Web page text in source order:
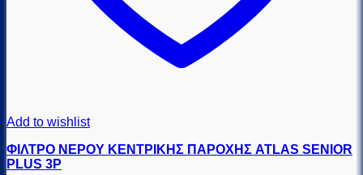
Add to wishlist
ΦΙΛΤΡΟ ΝΕΡΟΥ ΚΕΝΤΡΙΚΗΣ ΠΑΡΟΧΗΣ ATLAS SENIOR
PLUS 3P